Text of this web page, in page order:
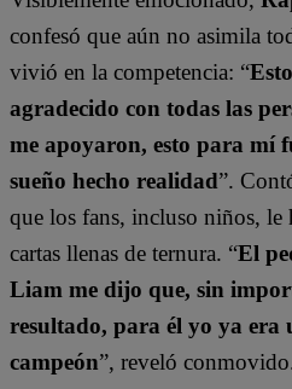
confesó que aún no asimila
vivió en la competencia: “
agradecido con todas las
me apoyaron, esto para mí
sueño hecho realidad”.
que los fans, incluso niños, le
cartas llenas de ternura. “El
Liam me dijo que, sin
resultado, para él yo ya era
campeón”, reveló